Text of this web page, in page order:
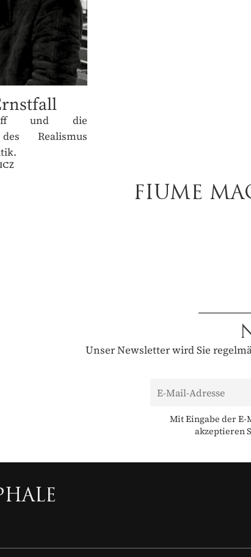
und die
Realismus
FIUME
Unser Newsletter wird Sie
Mit Eingabe der
akzeptieren